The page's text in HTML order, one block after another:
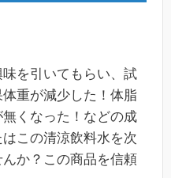
を引いてもらい、試
重が減少した！体脂
くなった！などの成
この清涼飲料水を次
か？この商品を信頼